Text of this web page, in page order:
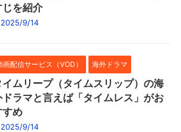
じを紹介
2025/9/14
画配信サービス（VOD） 海外ドラマ
イムリープ（タイムスリップ）の海
ドラマと言えば「タイムレス」がお
すめ
2025/9/14